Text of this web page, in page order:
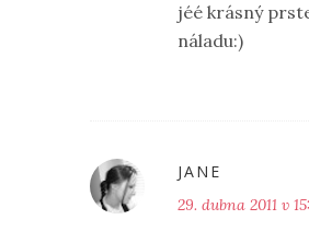
jéé krásný
náladu:)
JANE
29. dubna 2011 v